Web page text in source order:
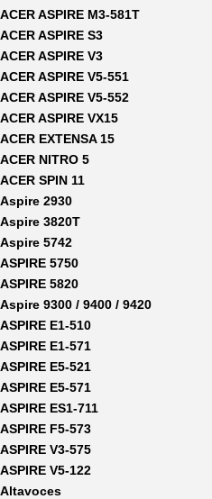
ACER ASPIRE M3-581T
ACER ASPIRE S3
ACER ASPIRE V3
ACER ASPIRE V5-551
ACER ASPIRE V5-552
ACER ASPIRE VX15
ACER EXTENSA 15
ACER NITRO 5
ACER SPIN 11
Aspire 2930
Aspire 3820T
Aspire 5742
ASPIRE 5750
ASPIRE 5820
Aspire 9300 / 9400 / 9420
ASPIRE E1-510
ASPIRE E1-571
ASPIRE E5-521
ASPIRE E5-571
ASPIRE ES1-711
ASPIRE F5-573
ASPIRE V3-575
ASPIRE V5-122
Altavoces